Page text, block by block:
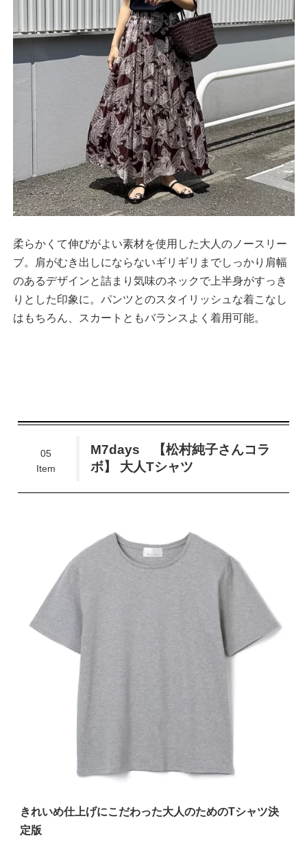
柔らかくて伸びがよい素材を使用した大人のノースリー
ブ。肩がむき出しにならないギリギリまでしっかり肩幅
のあるデザインと詰まり気味のネックで上半身がすっき
りとした印象に。パンツとのスタイリッシュな着こなし
はもちろん、スカートともバランスよく着用可能。
05
Item
M7days 【松村純子さんコラ
ボ】 大人Tシャツ
きれいめ仕上げにこだわった大人のためのTシャツ決
定版